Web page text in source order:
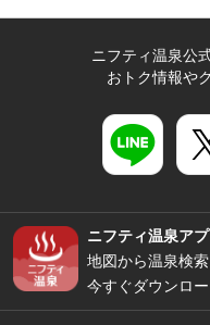
ニフティ温泉公
おトク情報や
ニフティ温泉アプ
地図から温泉検
今すぐダウンロー